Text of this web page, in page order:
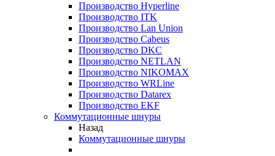
Производство Hyperline
Производство ITK
Производство Lan Union
Производство Cabeus
Производство DKC
Производство NETLAN
Производство NIKOMAX
Производство WRLine
Производство Datarex
Производство EKF
Коммутационные шнуры
Назад
Коммутационные шнуры